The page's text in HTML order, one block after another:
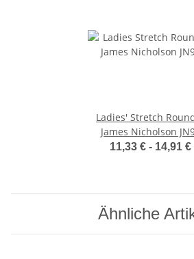
Ladies' Stretch
James Nicholson
11,33 € - 14,91 €
Ähnliche